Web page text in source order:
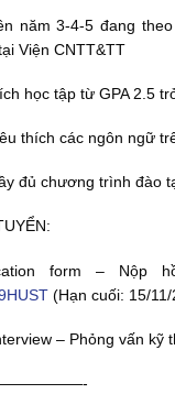
năm 3-4-5 đang
Viện CNTT&TT
học tập từ GPA 2.5
thích các ngôn ngữ
đủ chương trình đào
form – Nộp
(Hạn cuối: 15/11/
– Phỏng vấn kỹ